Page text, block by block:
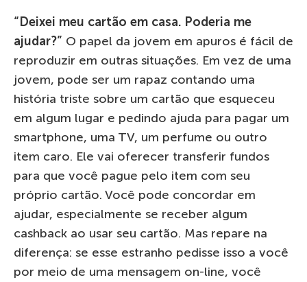
“Deixei meu cartão em casa. Poderia me
ajudar?” O papel da jovem em apuros é fácil de
reproduzir em outras situações. Em vez de uma
jovem, pode ser um rapaz contando uma
história triste sobre um cartão que esqueceu
em algum lugar e pedindo ajuda para pagar um
smartphone, uma TV, um perfume ou outro
item caro. Ele vai oferecer transferir fundos
para que você pague pelo item com seu
próprio cartão. Você pode concordar em
ajudar, especialmente se receber algum
cashback ao usar seu cartão. Mas repare na
diferença: se esse estranho pedisse isso a você
por meio de uma mensagem on-line, você